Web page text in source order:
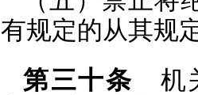
有规定的从其规
第三十条 机